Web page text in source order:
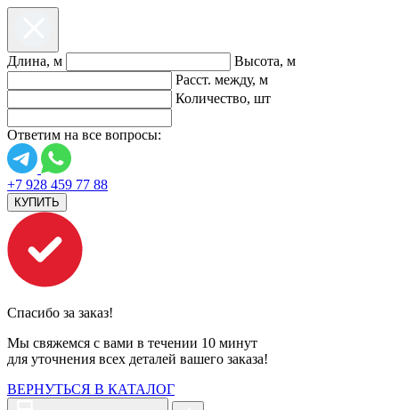
Длина, м
Высота, м
Расст. между, м
Количество, шт
Ответим на все вопросы:
+7 928 459 77 88
КУПИТЬ
Спасибо за заказ!
Мы свяжемся с вами в течении 10 минут
для уточнения всех деталей вашего заказа!
ВЕРНУТЬСЯ В КАТАЛОГ